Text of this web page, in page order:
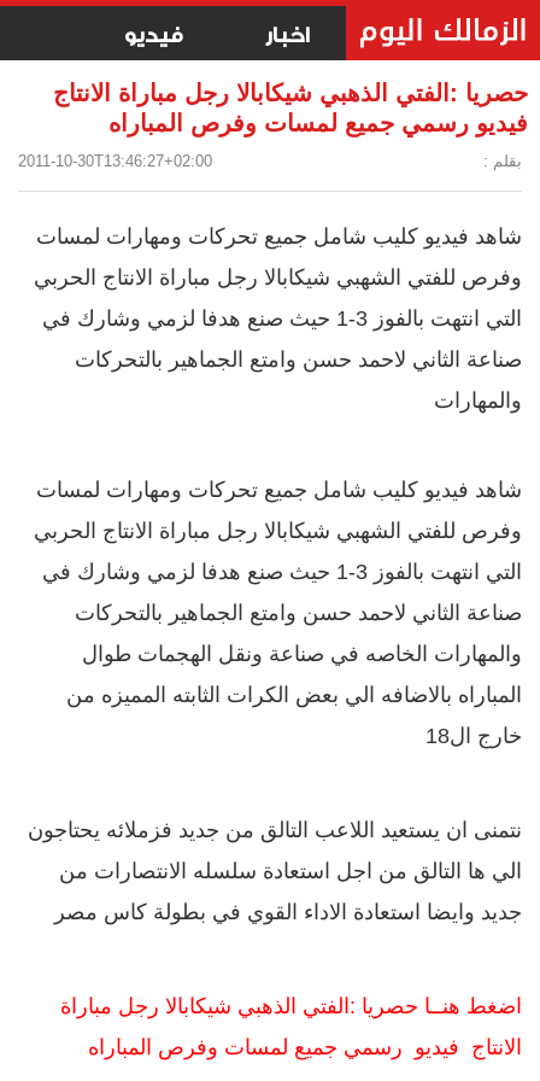
اخبار فيديو
حصريا :الفتي الذهبي شيكابالا رجل مباراة الانتاج
فيديو رسمي جميع لمسات وفرص المباراه
بقلم : 2011-10-30T13:46:27+02:00
شاهد فيديو كليب شامل جميع تحركات ومهارات لمسات
وفرص للفتي الشهبي شيكابالا رجل مباراة الانتاج الحربي
التي انتهت بالفوز 3-1 حيث صنع هدفا لزمي وشارك في
صناعة الثاني لاحمد حسن وامتع الجماهير بالتحركات
والمهارات
شاهد فيديو كليب شامل جميع تحركات ومهارات لمسات
وفرص للفتي الشهبي شيكابالا رجل مباراة الانتاج الحربي
التي انتهت بالفوز 3-1 حيث صنع هدفا لزمي وشارك في
صناعة الثاني لاحمد حسن وامتع الجماهير بالتحركات
والمهارات الخاصه في صناعة ونقل الهجمات طوال
المباراه بالاضافه الي بعض الكرات الثابته المميزه من
خارج ال18
نتمنى ان يستعيد اللاعب التالق من جديد فزملائه يحتاجون
الي ها التالق من اجل استعادة سلسله الانتصارات من
جديد وايضا استعادة الاداء القوي في بطولة كاس مصر
اضغط هنــا حصريا :الفتي الذهبي شيكابالا رجل مباراة
الانتاج فيديو رسمي جميع لمسات وفرص المباراه